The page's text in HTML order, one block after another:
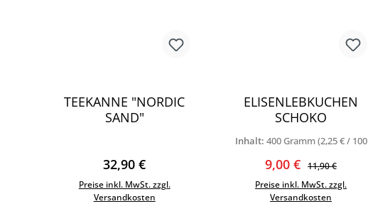
TEEKANNE "NORDIC
SAND"
Regulärer Preis:
32,90 €
Preise inkl. MwSt. zzgl.
Versandkosten
ELISENLEBKUCHEN
SCHOKO
Inhalt: 400 Gramm(2,25 € / 100
Gramm)
Verkaufspreis:
9,00 € Regulärer Preis:
11,90 €
Preise inkl. MwSt. zzgl.
Versandkosten